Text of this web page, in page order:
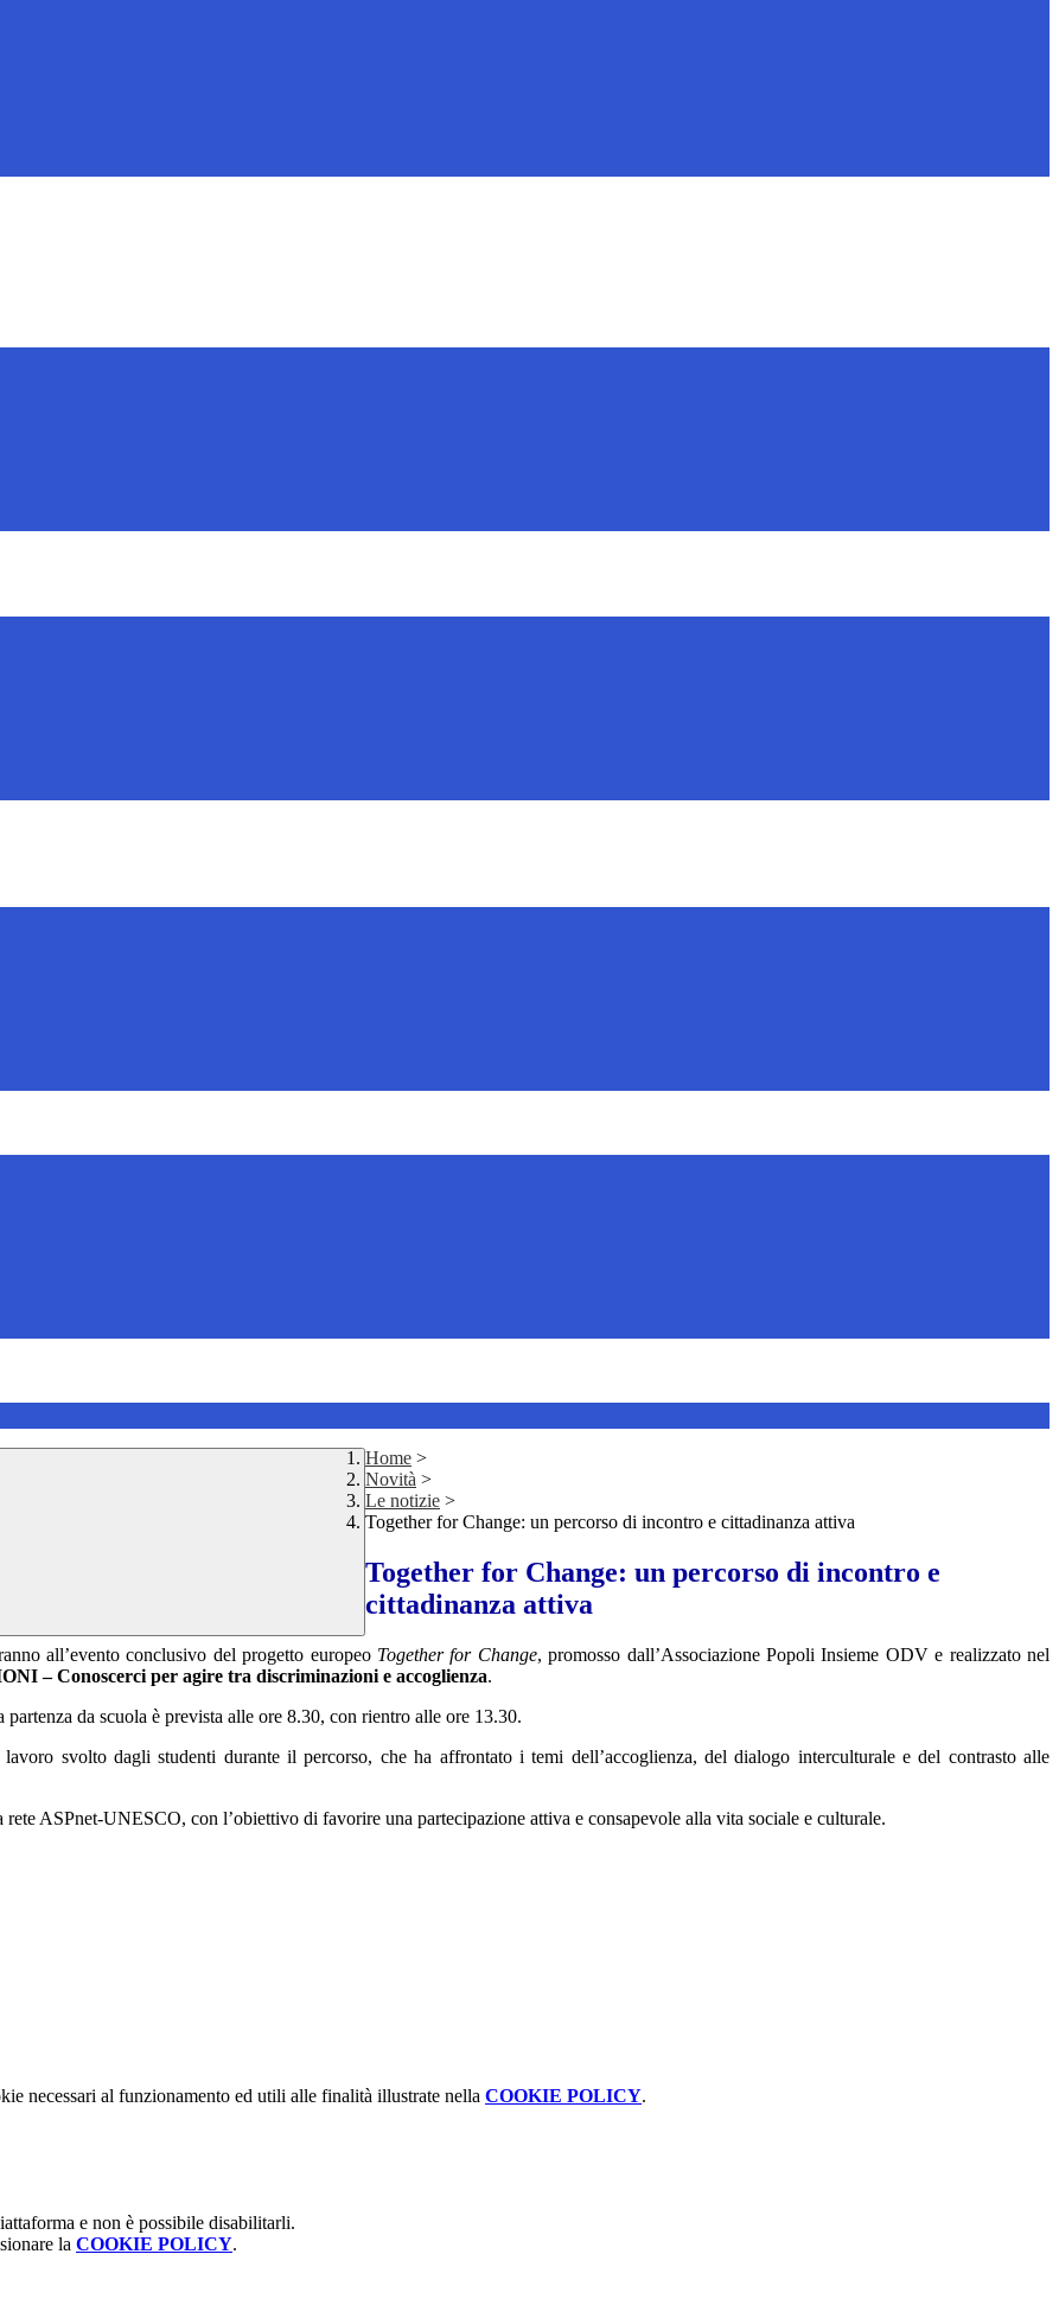
Home >
Novità >
Le notizie >
Together for Change: un percorso di incontro e cittadinanza attiva
Together for Change: un percorso di incontro e
cittadinanza attiva
all’evento conclusivo del progetto europeo Together for Change, promosso dall’AssociazionePopoli Insieme ODVe realizzato nel
– Conoscerci per agire tra discriminazioni e accoglienza.
partenza da scuola è prevista alle ore 8.30, con rientro alle ore 13.30.
svolto dagli studenti durante il percorso, che ha affrontato i temi dell’accoglienza, del dialogo interculturale e del contrasto alle
rete ASPnet-UNESCO, con l’obiettivo di favorire una partecipazione attiva e consapevole alla vita sociale e culturale.
necessari al funzionamento ed utili alle finalità illustrate nella COOKIE POLICY.
e non è possibile disabilitarli.
la COOKIE POLICY.